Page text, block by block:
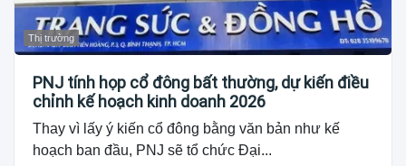
Thị trường
PNJ tính họp cổ đông bất thường, dự kiến điều
chỉnh kế hoạch kinh doanh 2026
Thay vì lấy ý kiến cổ đông bằng văn bản như kế
hoạch ban đầu, PNJ sẽ tổ chức Đại...